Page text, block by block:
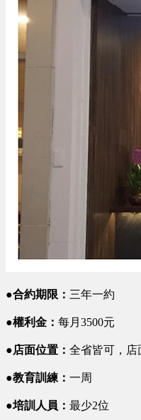
●合約期限： 三年一約
●權利金： 每月3500元
●店面位置： 全省皆可，店
●教育訓練： 一周
●培訓人員： 最少2位